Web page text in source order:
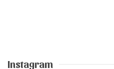
Instagram